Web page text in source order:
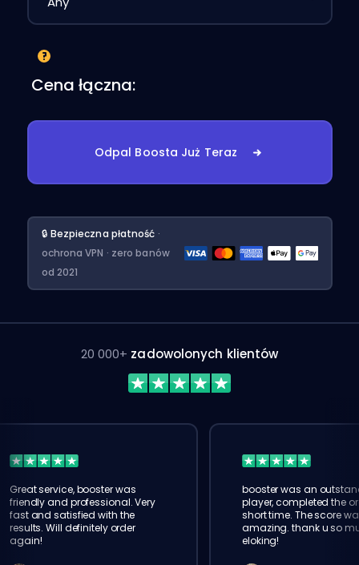
Cena łączna:
Odpal Boosta Już Teraz
🔒 Bezpieczna płatność ·
ochrona VPN · zero banów
od 2021
20 000+ zadowolonych klientów
Great service, booster was
friendly and professional. Very
fast and satisfied with the
results. Will definitely order
again!
booster was an
player, completed the
short time. The score
amazing. thank u so
eloking!